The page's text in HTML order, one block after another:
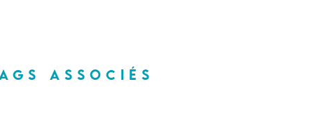
associés